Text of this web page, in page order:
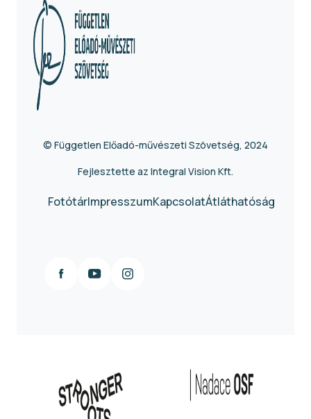
© Független Előadó-művészeti Szövetség, 2024
Fejlesztette az Integral Vision Kft.
FotótárImpresszumKapcsolatÁtláthatóság